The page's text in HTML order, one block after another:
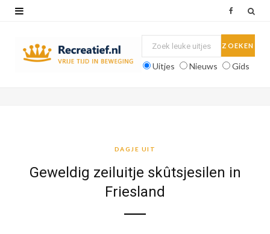
Uitjes Nieuws Gids
DAGJE UIT
Geweldig zeiluitje skûtsjesilen in
Friesland